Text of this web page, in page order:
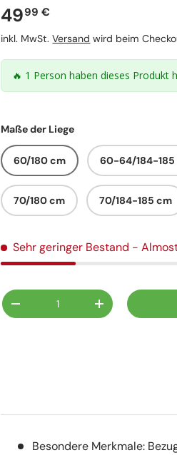
Normaler Preis
4999 €
inkl. MwSt.Versand wird beim
🔥 1 Person haben dieses Produkt
Maße der Liege
60/180 cm 60-64/184-185
70/180 cm 70/184-185 cm
Sehr geringer Bestand -
Anzahl
Menge verringernMenge erhöhen
Besondere Merkmale: